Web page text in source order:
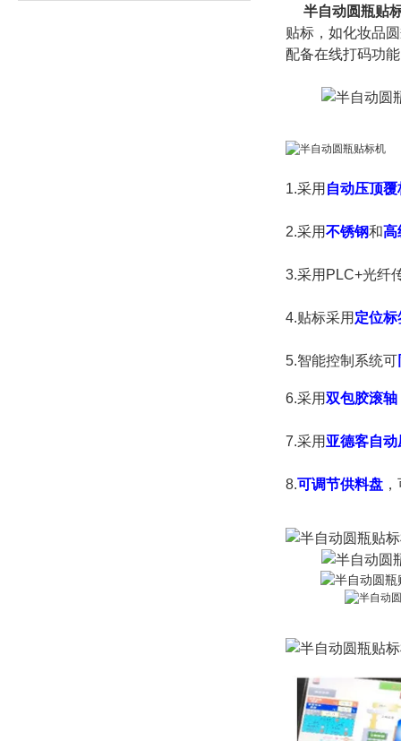
半自动圆瓶贴
贴标，如化妆品
配备在线打码功
1.采用 自动压顶覆
2.采用不锈钢和高
3.采用PLC+光纤
4.贴标采用 定位标
5.智能控制系统可
6.采用双包胶滚轴
7.采用 亚德客自
8.可调节供料盘